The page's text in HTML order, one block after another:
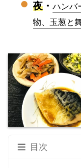
夜 ・ ハンバ
物、玉葱と
目次